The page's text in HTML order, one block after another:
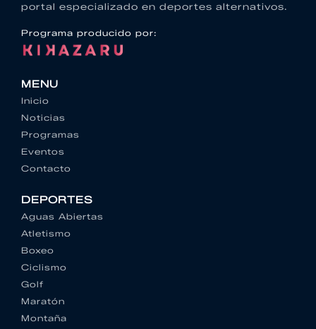
portal especializado en deportes alternativos.
Programa producido por:
MENU
Inicio
Noticias
Programas
Eventos
Contacto
DEPORTES
Aguas Abiertas
Atletismo
Boxeo
Ciclismo
Golf
Maratón
Montaña